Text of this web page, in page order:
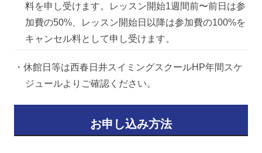
料を申し受けます。レッスン開始1週間前〜前日は参
加費の50%、レッスン開始日以降は参加費の100%を
キャンセル料として申し受けます。
・休館日等は西春日井スイミングスクールHP年間スケ
ジュールよりご確認ください。
お申し込み方法